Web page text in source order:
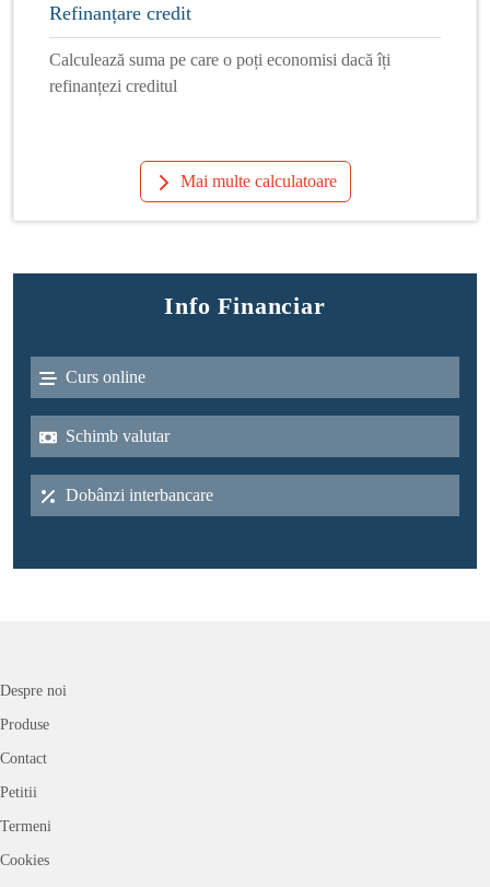
Refinanțare credit
Calculează suma pe care o poți economisi dacă îți
refinanțezi creditul
Mai multe calculatoare
Info Financiar
Curs online
Schimb valutar
Dobânzi interbancare
Despre noi
Produse
Contact
Petitii
Termeni
Cookies